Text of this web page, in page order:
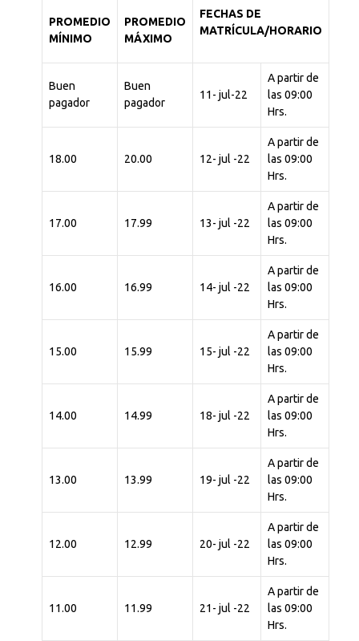
PROMEDIO
MÍNIMO
PROMEDIO
MÁXIMO
FECHAS DE
MATRÍCULA/HORARIO
Buen
pagador
Buen
pagador
11- jul-22
A partir de
las 09:00
Hrs.
18.00 20.00 12- jul -22
A partir de
las 09:00
Hrs.
17.00 17.99 13- jul -22
A partir de
las 09:00
Hrs.
16.00 16.99 14- jul -22
A partir de
las 09:00
Hrs.
15.00 15.99 15- jul -22
A partir de
las 09:00
Hrs.
14.00 14.99 18- jul -22
A partir de
las 09:00
Hrs.
13.00 13.99 19- jul -22
A partir de
las 09:00
Hrs.
12.00 12.99 20- jul -22
A partir de
las 09:00
Hrs.
11.00 11.99 21- jul -22
A partir de
las 09:00
Hrs.